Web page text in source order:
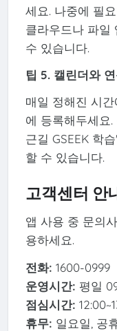
세요. 나중에 필
클라우드나 파일
수 있습니다.
팁 5. 캘린더와
매일 정해진 시
에 등록해두세요
근길 GSEEK 학
할 수 있습니다.
고객센터 안
앱 사용 중 문의
용하세요.
전화: 1600-0999
운영시간: 평일
점심시간:
휴무: 일요일, 공